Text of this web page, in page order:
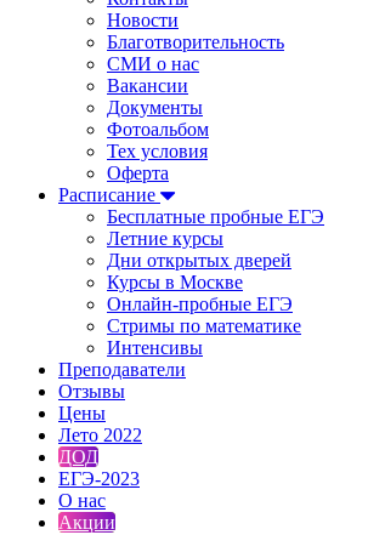
Новости
Благотворительность
СМИ о нас
Вакансии
Документы
Фотоальбом
Тех условия
Оферта
Расписание
Бесплатные пробные ЕГЭ
Летние курсы
Дни открытых дверей
Курсы в Москве
Онлайн-пробные ЕГЭ
Стримы по математике
Интенсивы
Преподаватели
Отзывы
Цены
Лето 2022
ДОД
ЕГЭ-2023
О нас
Акции